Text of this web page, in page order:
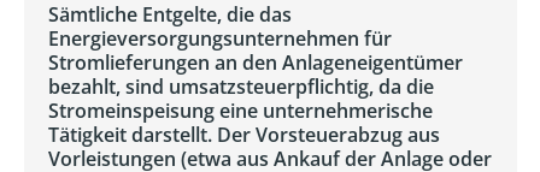
Sämtliche Entgelte, die das
Energieversorgungsunternehmen für
Stromlieferungen an den Anlageneigentümer
bezahlt, sind umsatzsteuerpflichtig, da die
Stromeinspeisung eine unternehmerische
Tätigkeit darstellt. Der Vorsteuerabzug aus
Vorleistungen (etwa aus Ankauf der Anlage oder